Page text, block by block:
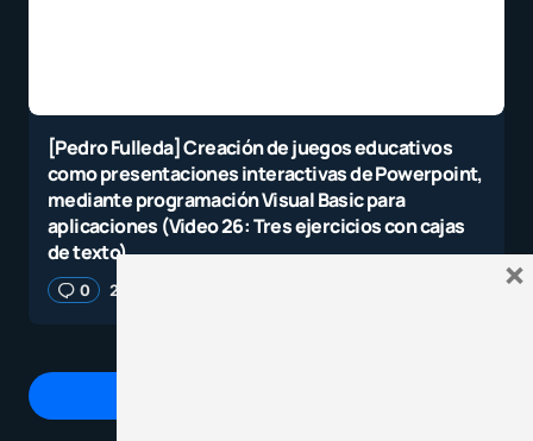
[Pedro Fulleda] Creación de juegos educativos
como presentaciones interactivas de Powerpoint,
mediante programación Visual Basic para
aplicaciones (Video 26: Tres ejercicios con cajas
de texto)
0 27 febrero, 2023 ×